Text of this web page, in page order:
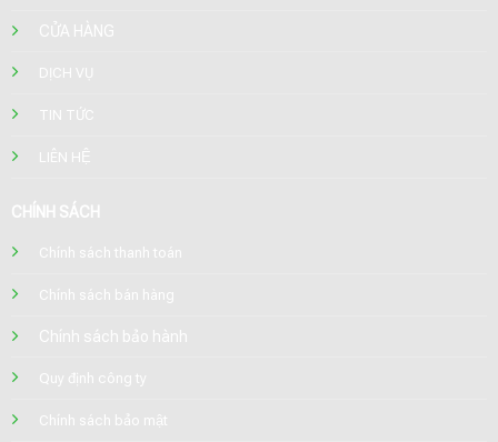
CỬA HÀNG
DỊCH VỤ
TIN TỨC
LIÊN HỆ
CHÍNH SÁCH
Chính sách thanh toán
Chính sách bán hàng
Chính sách bảo hành
Quy định công ty
Chính sách bảo mật